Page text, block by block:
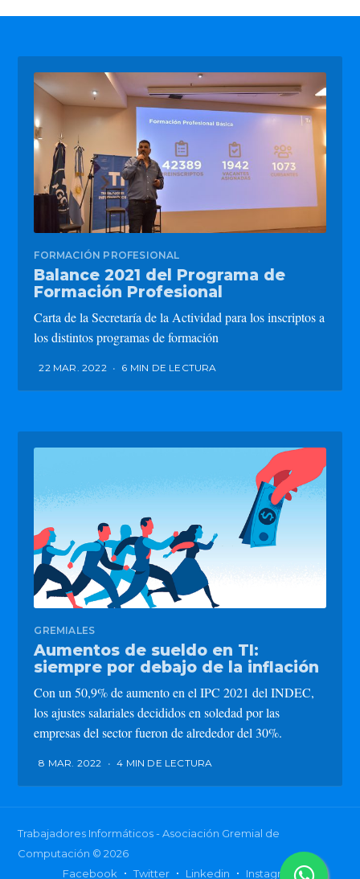
FORMACIÓN PROFESIONAL
Balance 2021 del Programa de
Formación Profesional
Carta de la Secretaría de la Actividad para los inscriptos a
los distintos programas de formación
22 MAR. 2022 • 6 MIN DE LECTURA
GREMIALES
Aumentos de sueldo en TI:
siempre por debajo de la inflación
Con un 50,9% de aumento en el IPC 2021 del INDEC,
los ajustes salariales decididos en soledad por las
empresas del sector fueron de alrededor del 30%.
8 MAR. 2022 • 4 MIN DE LECTURA
Trabajadores Informáticos - Asociación Gremial de
Computación © 2026
Facebook
Twitter Linkedin Instagram